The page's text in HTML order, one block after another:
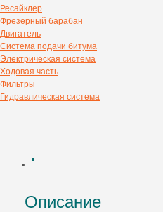
Ресайклер
Фрезерный барабан
Двигатель
Система подачи битума
Электрическая система
Ходовая часть
Фильтры
Гидравлическая система
Описание